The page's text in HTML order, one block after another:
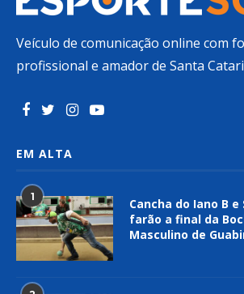
Veículo de comunicação online com
profissional e amador de Santa
EM ALTA
1
Cancha do Iano B
farão a final da
Masculino de